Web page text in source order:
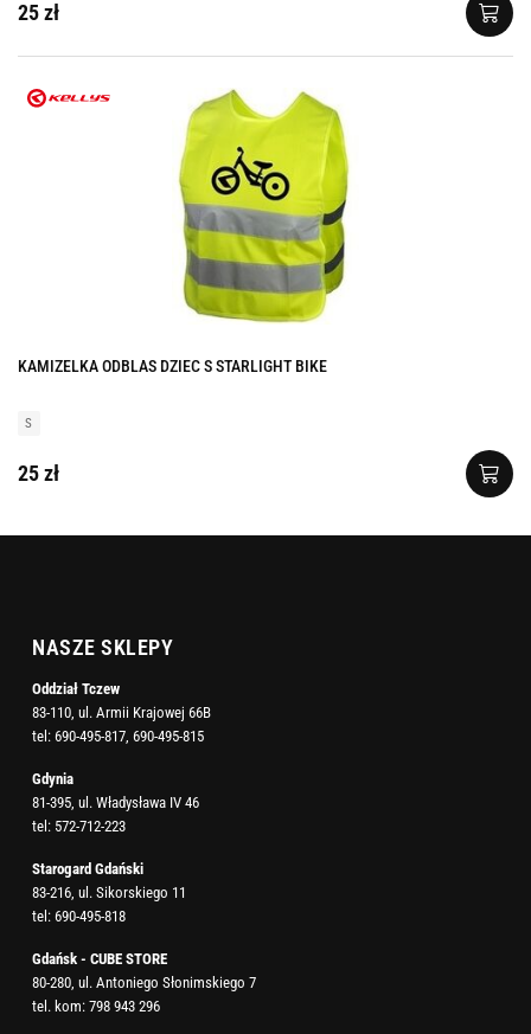
25 zł
KAMIZELKA ODBLAS DZIEC S STARLIGHT BIKE
S
25 zł
NASZE SKLEPY
Oddział Tczew
83-110, ul. Armii Krajowej 66B
tel: 690-495-817, 690-495-815
Gdynia
81-395, ul. Władysława IV 46
tel: 572-712-223
Starogard Gdański
83-216, ul. Sikorskiego 11
tel: 690-495-818
Gdańsk - CUBE STORE
80-280, ul. Antoniego Słonimskiego 7
tel. kom: 798 943 296